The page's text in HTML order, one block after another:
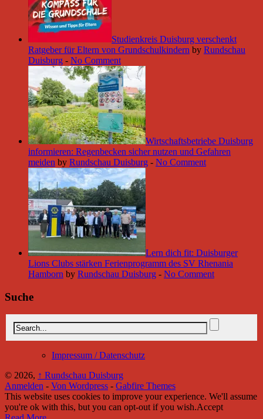
Studienkreis Duisburg verschenkt
Ratgeber für Eltern von Grundschulkindern by Rundschau
Duisburg - No Comment
Wirtschaftsbetriebe Duisburg
informieren: Regenbecken sicher nutzen und Gefahren
meiden by Rundschau Duisburg - No Comment
Lern dich fit: Duisburger
Lions Clubs stärken Ferienprogramm des SV Rhenania
Hamborn by Rundschau Duisburg - No Comment
Suche
Impressum / Datenschutz
© 2026, ↑ Rundschau Duisburg
Anmelden - Von Wordpress - Gabfire Themes
This website uses cookies to improve your experience. We'll assume
you're ok with this, but you can opt-out if you wish.Accept